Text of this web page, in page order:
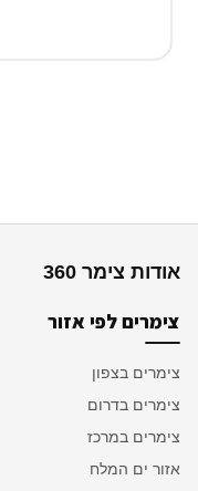
אודות צימר 360
צימרים לפי אזור
צימרים בצפון
צימרים בדרום
צימרים במרכז
אזור ים המלח